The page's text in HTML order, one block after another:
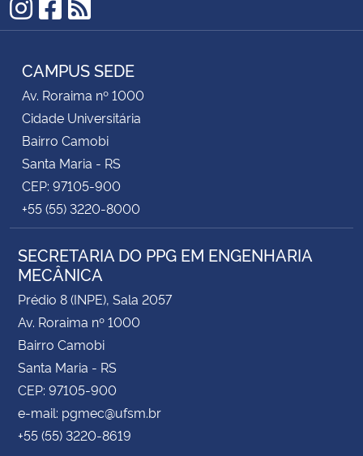
Instagram
Facebook
RSS
CAMPUS SEDE
Av. Roraima nº 1000
Cidade Universitária
Bairro Camobi
Santa Maria - RS
CEP: 97105-900
+55 (55) 3220-8000
SECRETARIA DO PPG EM ENGENHARIA
MECÂNICA
Prédio 8 (INPE), Sala 2057
Av. Roraima nº 1000
Bairro Camobi
Santa Maria - RS
CEP: 97105-900
e-mail: pgmec@ufsm.br
+55 (55) 3220-8619